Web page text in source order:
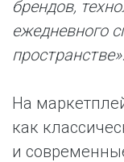
брендов,
ежедневного
пространстве».
На
как
и